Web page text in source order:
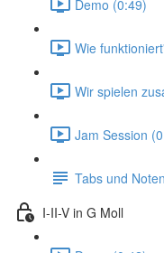
Demo (0:49)
Wie
Wir spielen
Jam Session
Tabs und Noten
I-II-V in G Moll